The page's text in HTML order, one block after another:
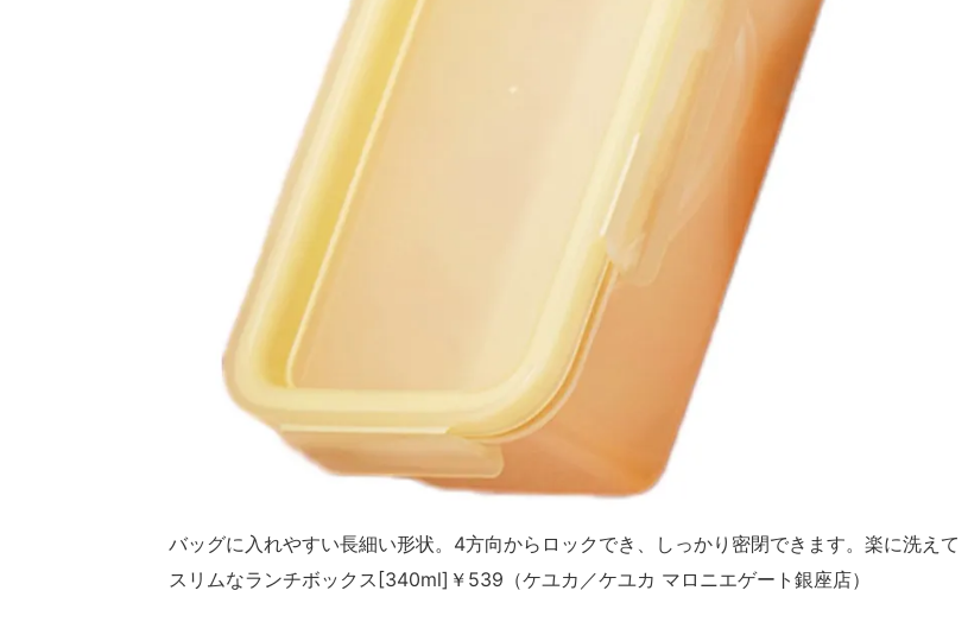
バッグに入れやすい長細い形状。4方向からロックでき、しっかり密閉できます。楽に洗えて
スリムなランチボックス[340ml]￥539（ケユカ／ケユカ マロニエゲート銀座店）